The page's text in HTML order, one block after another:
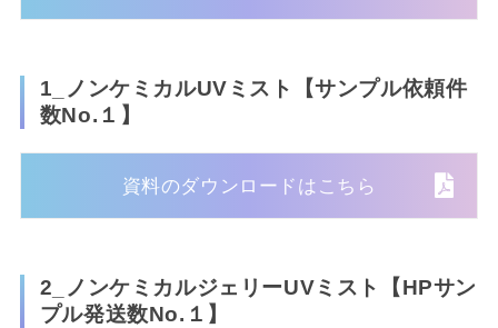
1_ノンケミカルUVミスト【サンプル依頼件
数No.１】
資料のダウンロードはこちら
2_ノンケミカルジェリーUVミスト【HPサン
プル発送数No.１】